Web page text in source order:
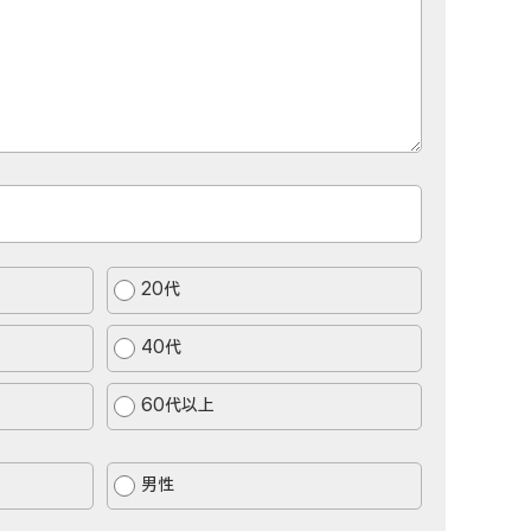
20代
40代
60代以上
男性